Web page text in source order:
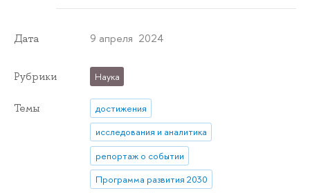
Дата 9 апреля 2024
Рубрики Наука
Темы
достижения
исследования и аналитика
репортаж о событии
Программа развития 2030